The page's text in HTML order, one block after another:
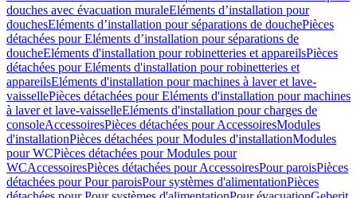
douches avec évacuation muraleEléments d’installation pour
douchesEléments d’installation pour séparations de douchePièces
détachées pour Eléments d’installation pour séparations de
doucheEléments d'installation pour robinetteries et appareilsPièces
détachées pour Eléments d'installation pour robinetteries et
appareilsEléments d'installation pour machines à laver et lave-
vaissellePièces détachées pour Eléments d'installation pour machines
à laver et lave-vaisselleEléments d'installation pour charges de
consoleAccessoiresPièces détachées pour AccessoiresModules
d'installationPièces détachées pour Modules d'installationModules
pour WCPièces détachées pour Modules pour
WCAccessoiresPièces détachées pour AccessoiresPour paroisPièces
détachées pour Pour paroisPour systèmes d'alimentationPièces